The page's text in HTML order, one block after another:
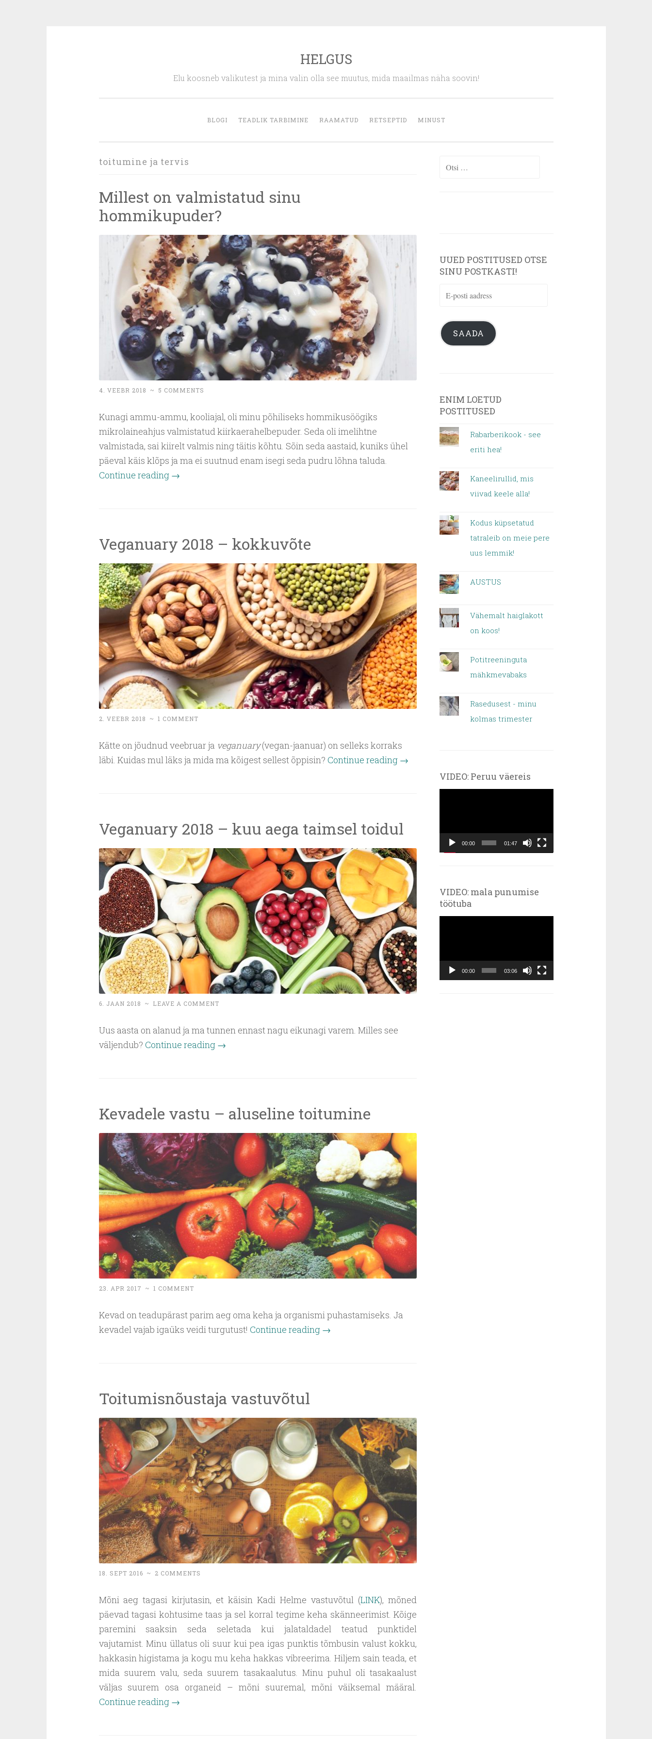
HELGUS
Elu koosneb valikutest ja mina valin olla see muutus, mida maailmas näha soovin!
BLOGI TEADLIK TARBIMINE RAAMATUD RETSEPTID MINUST
toitumine ja tervis
Millest on valmistatud sinu
hommikupuder?
4. VEEBR 2018 ~ 5 COMMENTS
Kunagi ammu-ammu, kooliajal, oli minu põhiliseks hommikusöögiks
mikrolaineahjus valmistatud kiirkaerahelbepuder. Seda oli imelihtne
valmistada, sai kiirelt valmis ning täitis kõhtu. Sõin seda aastaid, kuniks ühel
päeval käis klõps ja ma ei suutnud enam isegi seda pudru lõhna taluda.
Continue reading →
Veganuary 2018 – kokkuvõte
2. VEEBR 2018 ~ 1 COMMENT
Kätte on jõudnud veebruar ja veganuary(vegan-jaanuar) on selleks korraks
läbi. Kuidas mul läks ja mida ma kõigest sellest õppisin? Continue reading →
Veganuary 2018 – kuu aega taimsel toidul
6. JAAN 2018 ~ LEAVE A COMMENT
Uus aasta on alanud ja ma tunnen ennast nagu eikunagi varem. Milles see
väljendub? Continue reading →
Kevadele vastu – aluseline toitumine
23. APR 2017 ~ 1 COMMENT
Kevad on teadupärast parim aeg oma keha ja organismi puhastamiseks. Ja
kevadel vajab igaüks veidi turgutust! Continue reading →
Toitumisnõustaja vastuvõtul
18. SEPT 2016 ~ 2 COMMENTS
Mõni aeg tagasi kirjutasin, et käisin Kadi Helme vastuvõtul (LINK), mõned
päevad tagasi kohtusime taas ja sel korral tegime keha skänneerimist. Kõige
paremini saaksin seda seletada kui jalataldadel teatud punktidel
vajutamist. Minu üllatus oli suur kui pea igas punktis tõmbusin valust kokku,
hakkasin higistama ja kogu mu keha hakkas vibreerima. Hiljem sain teada, et
mida suurem valu, seda suurem tasakaalutus. Minu puhul oli tasakaalust
väljas suurem osa organeid – mõni suuremal, mõni väiksemal määral.
Continue reading →
Otsi:
UUED POSTITUSED OTSE
SINU POSTKASTI!
E-
aadress
SAADA
ENIM LOETUD
POSTITUSED
Rabarberikook - see
eriti hea!
Kaneelirullid, mis
viivad keele alla!
Kodus küpsetatud
tatraleib on meie pere
uus lemmik!
AUSTUS
Vähemalt haiglakott
on koos!
Potitreeninguta
mähkmevabaks
Rasedusest - minu
kolmas trimester
VIDEO: Peruu väereis
00:00 01:47
VIDEO: mala punumise
töötuba
00:00 03:06